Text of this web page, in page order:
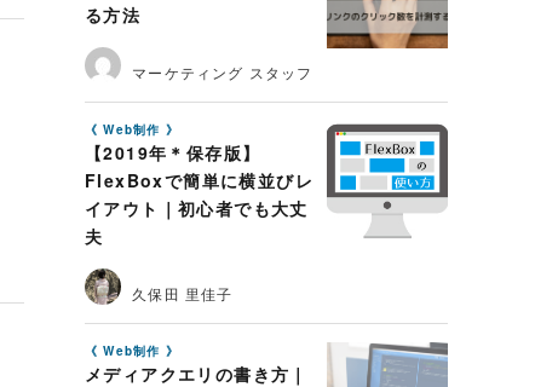
る方法
マーケティング スタッフ
Web制作
【2019年＊保存版】
FlexBoxで簡単に横並びレ
イアウト｜初心者でも大丈
夫
久保田 里佳子
Web制作
メディアクエリの書き方｜